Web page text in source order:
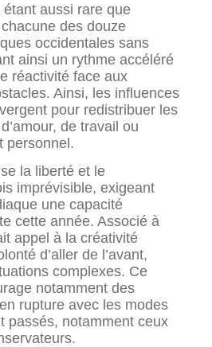
aussi rare que
des douze
occidentales sans
ainsi un rythme accéléré
réactivité face aux
Ainsi, les influences
pour redistribuer les
de travail ou
personnel.
la liberté et le
imprévisible, exigeant
une capacité
cette année. Associé à
appel à la créativité
d’aller de l’avant,
complexes. Ce
notamment des
rupture avec les modes
passés, notamment ceux